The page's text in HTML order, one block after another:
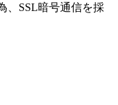
、SSL暗号通信を採